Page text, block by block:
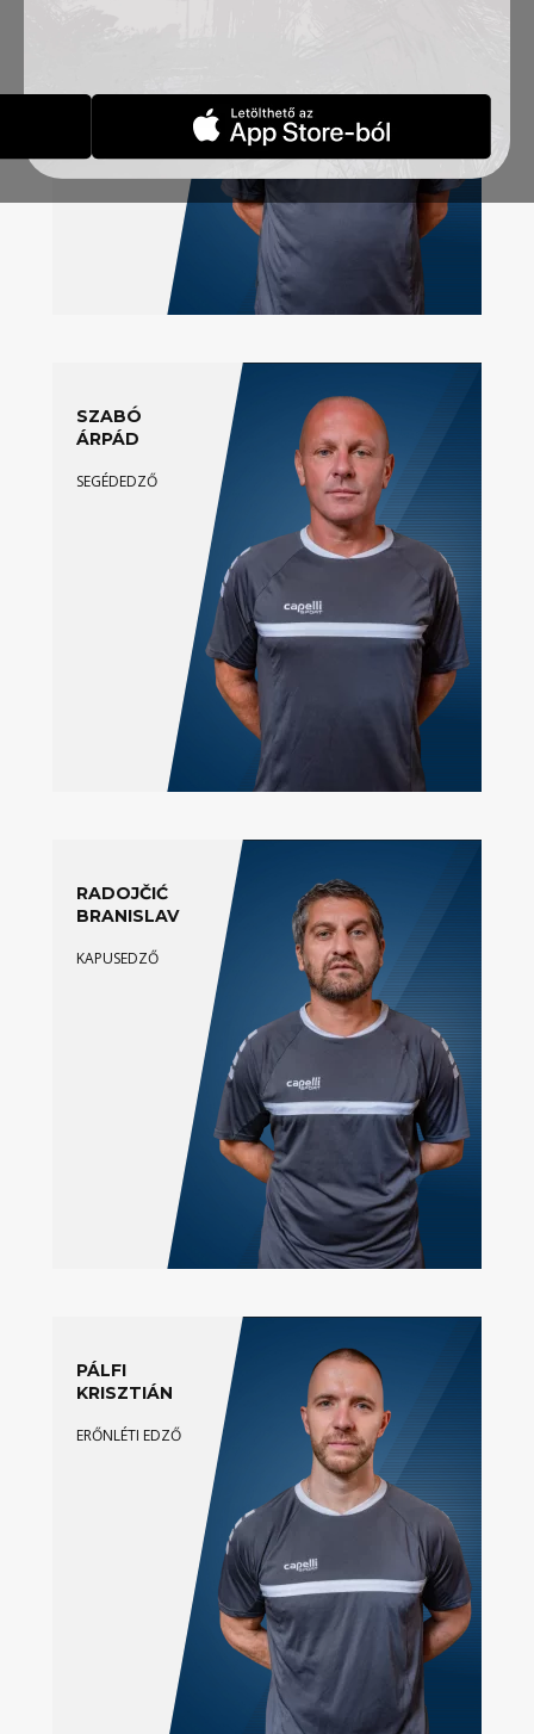
SZABÓ
ÁRPÁD
SEGÉDEDZŐ
RADOJČIĆ
BRANISLAV
KAPUSEDZŐ
PÁLFI
KRISZTIÁN
ERŐNLÉTI EDZŐ